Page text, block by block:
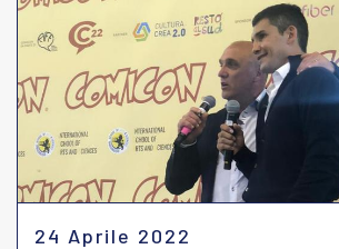
24 Aprile 2022